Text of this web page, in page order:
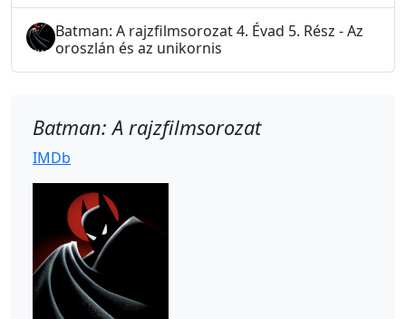
Batman: A rajzfilmsorozat 4. Évad 5. Rész - Az
oroszlán és az unikornis
Batman: A rajzfilmsorozat
IMDb